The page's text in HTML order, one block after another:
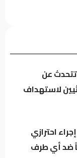
مطالبات
الإقليم
يدير الأزمات..
تتحدث عن
لاستهداف
احترازي
ضد أي طرف